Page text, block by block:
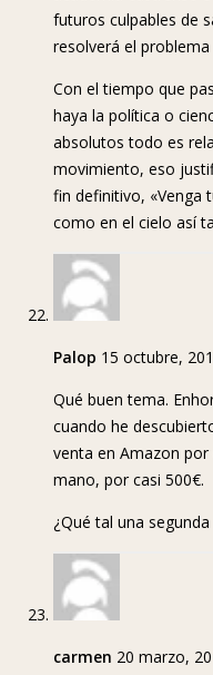
futuros culpables de
resolverá el
Con el tiempo que
haya la política o
absolutos todo es
movimiento, eso
fin definitivo, «Venga
como en el cielo así
Palop 15 octubre,
Qué buen tema.
cuando he
venta en Amazon
mano, por casi 500€.
¿Qué tal una
carmen 20 marzo,